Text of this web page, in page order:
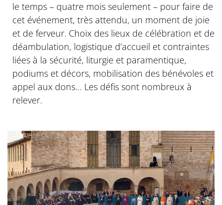
le temps – quatre mois seulement – pour faire de
cet événement, très attendu, un moment de joie
et de ferveur. Choix des lieux de célébration et de
déambulation, logistique d’accueil et contraintes
liées à la sécurité, liturgie et paramentique,
podiums et décors, mobilisation des bénévoles et
appel aux dons… Les défis sont nombreux à
relever.